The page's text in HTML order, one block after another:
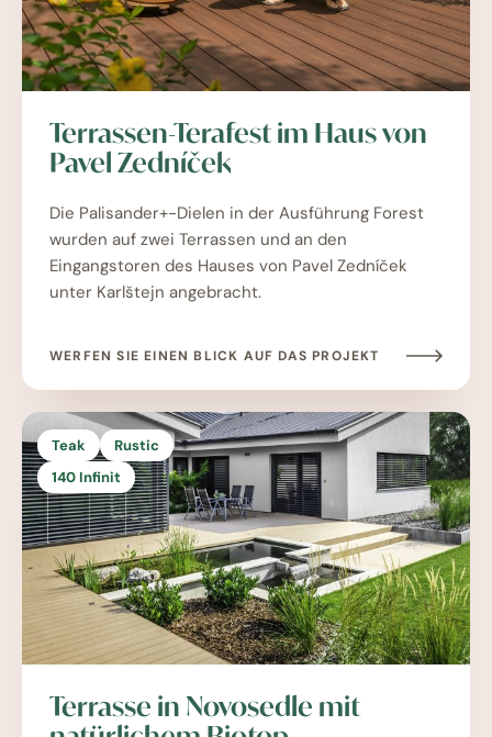
Terrassen-Terafest im Haus von
Pavel Zedníček
Die Palisander+-Dielen in der Ausführung Forest
wurden auf zwei Terrassen und an den
Eingangstoren des Hauses von Pavel Zedníček
unter Karlštejn angebracht.
WERFEN SIE EINEN BLICK AUF DAS PROJEKT
Teak
Rustic
140 Infinit
Terrasse in Novosedle mit